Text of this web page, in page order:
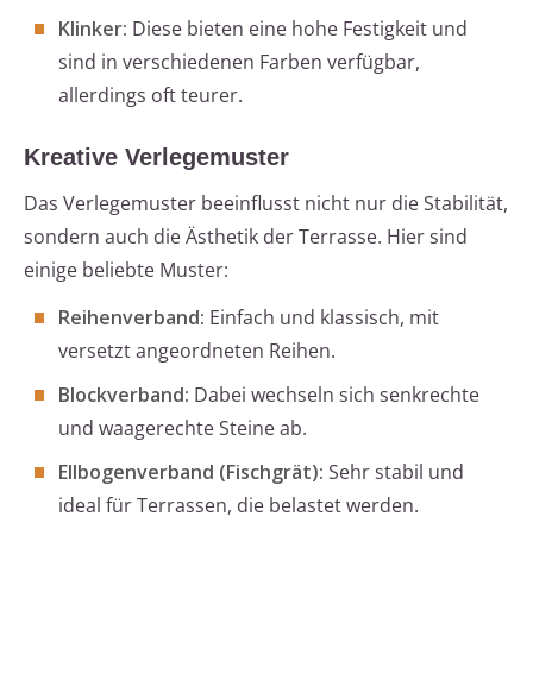
Klinker: Diese bieten eine hohe Festigkeit und
sind in verschiedenen Farben verfügbar,
allerdings oft teurer.
Kreative Verlegemuster
Das Verlegemuster beeinflusst nicht nur die Stabilität,
sondern auch die Ästhetik der Terrasse. Hier sind
einige beliebte Muster:
Reihenverband: Einfach und klassisch, mit
versetzt angeordneten Reihen.
Blockverband: Dabei wechseln sich senkrechte
und waagerechte Steine ab.
Ellbogenverband (Fischgrät): Sehr stabil und
ideal für Terrassen, die belastet werden.